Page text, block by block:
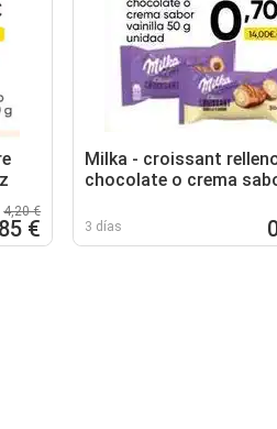
4,20 €
€
Milka - croissant
chocolate o crema
3 días